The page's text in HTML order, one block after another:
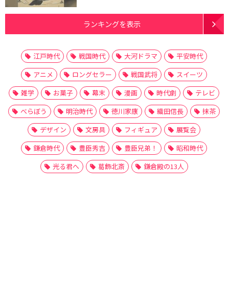
ランキングを表示
江戸時代 戦国時代 大河ドラマ
平安時代
アニメ
ロングセラー 戦国武将
スイーツ
雑学
お菓子 幕末 漫画 時代劇
テレビ
べらぼう
明治時代 徳川家康 織田信長
抹茶
デザイン
文房具 フィギュア
展覧会
鎌倉時代
豊臣秀吉 豊臣兄弟！
昭和時代
光る君へ
葛飾北斎 鎌倉殿の13人